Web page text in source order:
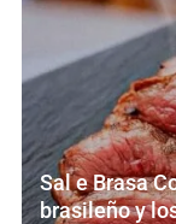
Sal e Brasa
brasileño y